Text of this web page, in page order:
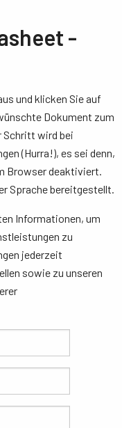
-
und klicken Sie auf
Dokument zum
Schritt wird bei
(Hurra!), es sei denn,
Browser deaktiviert.
Sprache bereitgestellt.
Informationen, um
zu
jederzeit
sowie zu unseren